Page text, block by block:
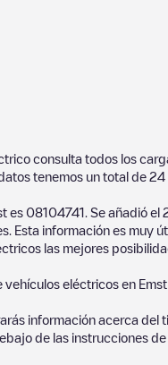
consulta todos los
tenemos un total de 24
es 08104741 . Se añadió el
Esta información es muy
las mejores
vehículos eléctricos en Emst
información acerca del
de las instrucciones